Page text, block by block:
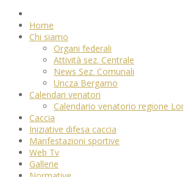
Home
Chi siamo
Organi federali
Attività sez. Centrale
News Sez. Comunali
Uncza Bergamo
Calendari venatori
Calendario venatorio regione
Caccia
Iniziative difesa caccia
Manfestazioni sportive
Web Tv
Gallerie